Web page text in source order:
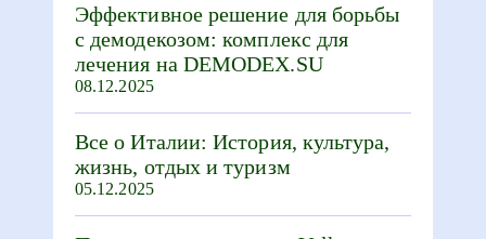
Эффективное решение для борьбы
с демодекозом: комплекс для
лечения на DEMODEX.SU
08.12.2025
Все о Италии: История, культура,
жизнь, отдых и туризм
05.12.2025